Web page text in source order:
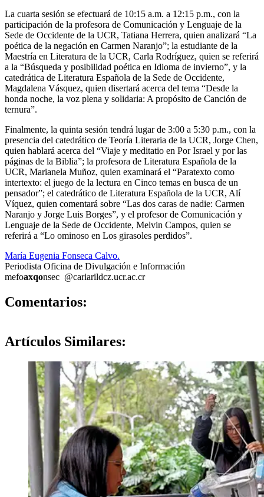
La cuarta sesión se efectuará de 10:15 a.m. a 12:15 p.m., con la
participación de la profesora de Comunicación y Lenguaje de la
Sede de Occidente de la UCR, Tatiana Herrera, quien analizará “La
poética de la negación en Carmen Naranjo”; la estudiante de la
Maestría en Literatura de la UCR, Carla Rodríguez, quien se referirá
a la “Búsqueda y posibilidad poética en Idioma de invierno”, y la
catedrática de Literatura Española de la Sede de Occidente,
Magdalena Vásquez, quien disertará acerca del tema “Desde la
honda noche, la voz plena y solidaria: A propósito de Canción de
ternura”.
Finalmente, la quinta sesión tendrá lugar de 3:00 a 5:30 p.m., con la
presencia del catedrático de Teoría Literaria de la UCR, Jorge Chen,
quien hablará acerca del “Viaje y meditatio en Por Israel y por las
páginas de la Biblia”; la profesora de Literatura Española de la
UCR, Marianela Muñoz, quien examinará el “Paratexto como
intertexto: el juego de la lectura en Cinco temas en busca de un
pensador”; el catedrático de Literatura Española de la UCR, Alí
Víquez, quien comentará sobre “Las dos caras de nadie: Carmen
Naranjo y Jorge Luis Borges”, y el profesor de Comunicación y
Lenguaje de la Sede de Occidente, Melvin Campos, quien se
referirá a “Lo ominoso en Los girasoles perdidos”.
María Eugenia Fonseca Calvo.
Periodista Oficina de Divulgación e Información
mefoaxqonsec @cariarildcz.ucr.ac.cr
Comentarios:
Artículos Similares: